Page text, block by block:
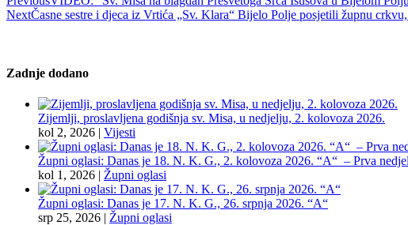
NextČasne sestre i djeca iz Vrtića „Sv. Klara“ Bijelo Polje posjetili župnu
Zadnje dodano
Zijemlji, proslavljena godišnja sv. Misa, u nedjelju, 2. kolovoza 2026.
kol 2, 2026 | Vijesti
Župni oglasi: Danas je 18. N. K. G., 2. kolovoza 2026. “A“ – Prva
kol 1, 2026 | Župni oglasi
Župni oglasi: Danas je 17. N. K. G., 26. srpnja 2026. “A“
srp 25, 2026 | Župni oglasi